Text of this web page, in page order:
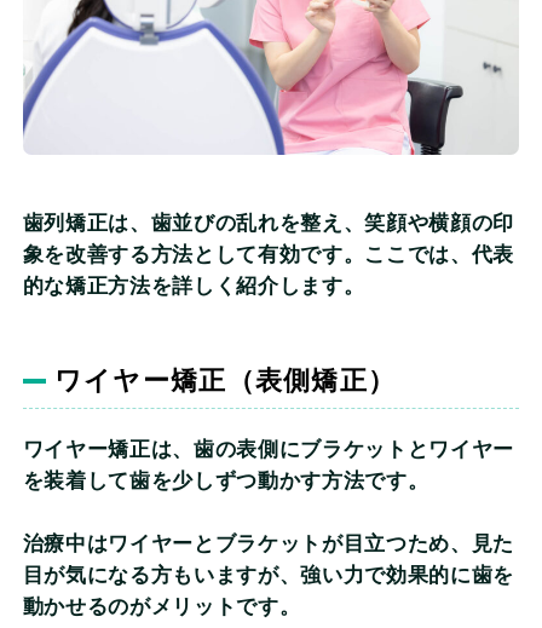
歯列矯正は、歯並びの乱れを整え、笑顔や横顔の印
象を改善する方法として有効です。ここでは、代表
的な矯正方法を詳しく紹介します。
ワイヤー矯正（表側矯正）
ワイヤー矯正は、歯の表側にブラケットとワイヤー
を装着して歯を少しずつ動かす方法です。
治療中はワイヤーとブラケットが目立つため、見た
目が気になる方もいますが、強い力で効果的に歯を
動かせるのがメリットです。